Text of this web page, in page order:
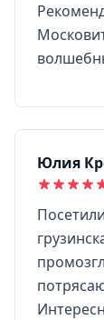
Юлия